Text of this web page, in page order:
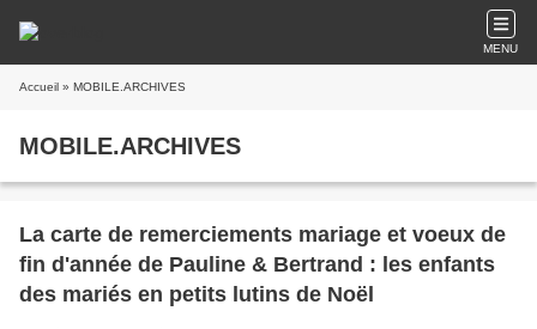
MENU
Accueil » MOBILE.ARCHIVES
MOBILE.ARCHIVES
La carte de remerciements mariage et voeux de
fin d'année de Pauline & Bertrand : les enfants
des mariés en petits lutins de Noël